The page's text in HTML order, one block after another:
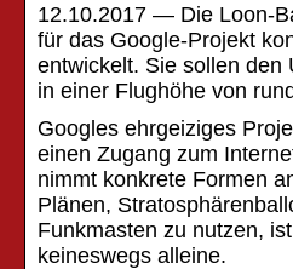
12.10.2017 — Die Loon-
für das Google-Projekt
entwickelt. Sie sollen den
in einer Flughöhe von
Googles ehrgeiziges
einen Zugang zum
nimmt konkrete Formen
Plänen,
Funkmasten zu nutzen,
keineswegs alleine.